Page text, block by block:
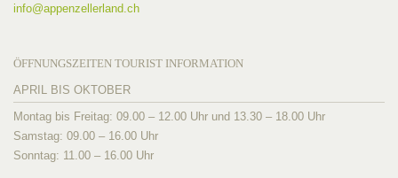
info@appenzellerland.ch
ÖFFNUNGSZEITEN TOURIST INFORMATION
APRIL BIS OKTOBER
Montag bis Freitag: 09.00 – 12.00 Uhr und 13.30 – 18.00 Uhr
Samstag: 09.00 – 16.00 Uhr
Sonntag: 11.00 – 16.00 Uhr